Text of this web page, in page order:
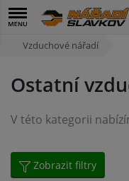
Vzduchové nářadí
Ostatní
Zobrazit filtry